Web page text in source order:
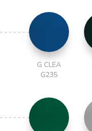
G CLEA
G235